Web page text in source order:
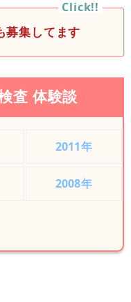
募集してます
査 体験談
2011年
2008年